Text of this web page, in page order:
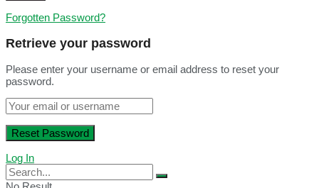
Forgotten Password?
Retrieve your password
Please enter your username or email address to reset your
password.
Log In